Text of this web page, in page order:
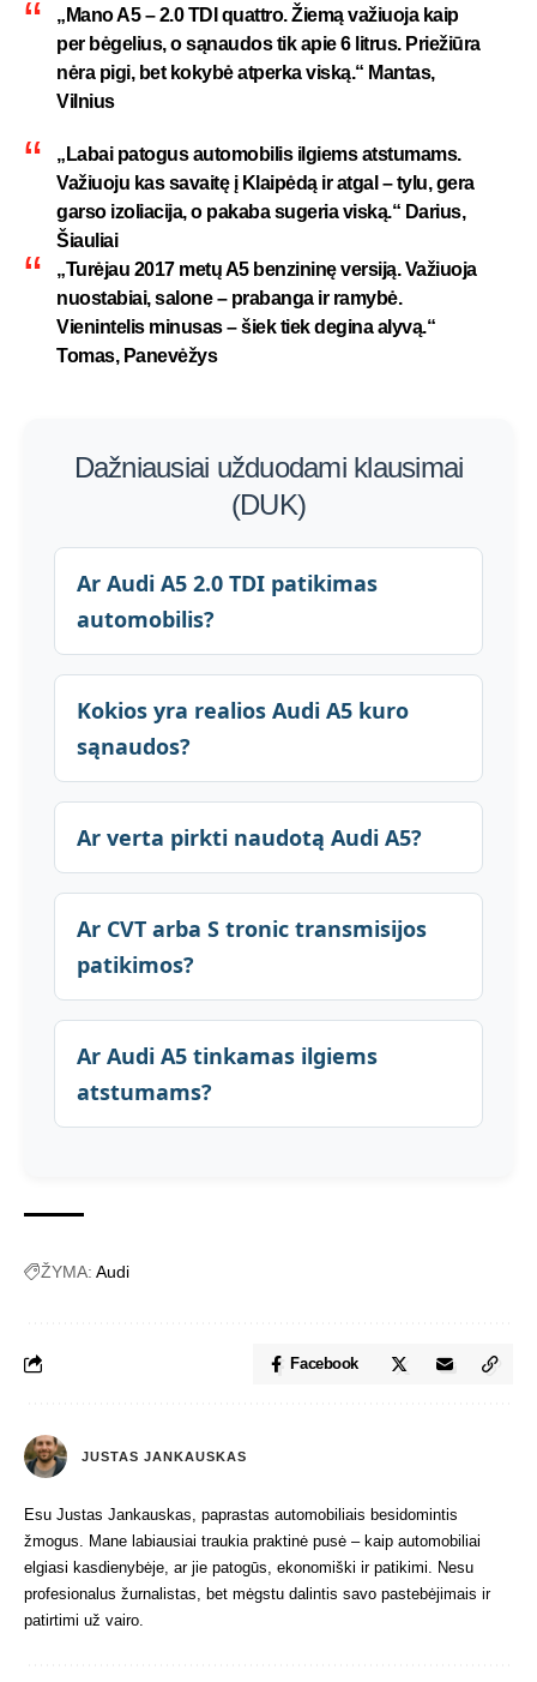
„Mano A5 – 2.0 TDI quattro. Žiemą važiuoja kaip
per bėgelius, o sąnaudos tik apie 6 litrus. Priežiūra
nėra pigi, bet kokybė atperka viską.“ Mantas,
Vilnius
„Labai patogus automobilis ilgiems atstumams.
Važiuoju kas savaitę į Klaipėdą ir atgal – tylu, gera
garso izoliacija, o pakaba sugeria viską.“ Darius,
Šiauliai
„Turėjau 2017 metų A5 benzininę versiją. Važiuoja
nuostabiai, salone – prabanga ir ramybė.
Vienintelis minusas – šiek tiek degina alyvą.“
Tomas, Panevėžys
Dažniausiai užduodami klausimai
(DUK)
Ar Audi A5 2.0 TDI patikimas
automobilis?
Kokios yra realios Audi A5 kuro
sąnaudos?
Ar verta pirkti naudotą Audi A5?
Ar CVT arba S tronic transmisijos
patikimos?
Ar Audi A5 tinkamas ilgiems
atstumams?
ŽYMA: Audi
Facebook
JUSTAS JANKAUSKAS
Esu Justas Jankauskas, paprastas automobiliais besidomintis
žmogus. Mane labiausiai traukia praktinė pusė – kaip automobiliai
elgiasi kasdienybėje, ar jie patogūs, ekonomiški ir patikimi. Nesu
profesionalus žurnalistas, bet mėgstu dalintis savo pastebėjimais ir
patirtimi už vairo.